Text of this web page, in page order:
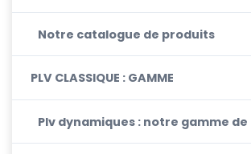
Notre catalogue de produits
PLV CLASSIQUE : GAMME
Plv dynamiques : notre gamme